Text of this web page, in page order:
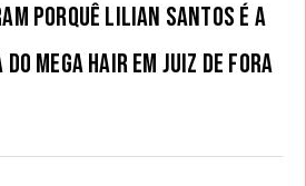
porquê Lilian Santos é a
Mega Hair em Juiz de Fora